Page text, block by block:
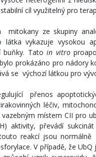
cíl využitelný pro
ze skupiny
látka vykazuje vysokou
buňky. Tatoin vitro
prokázáno pro nádory
se výchozí látkou pro
přenos
léčiv,
místem CII pro
aktivity, převádí
reakcí jsou
V případě, že